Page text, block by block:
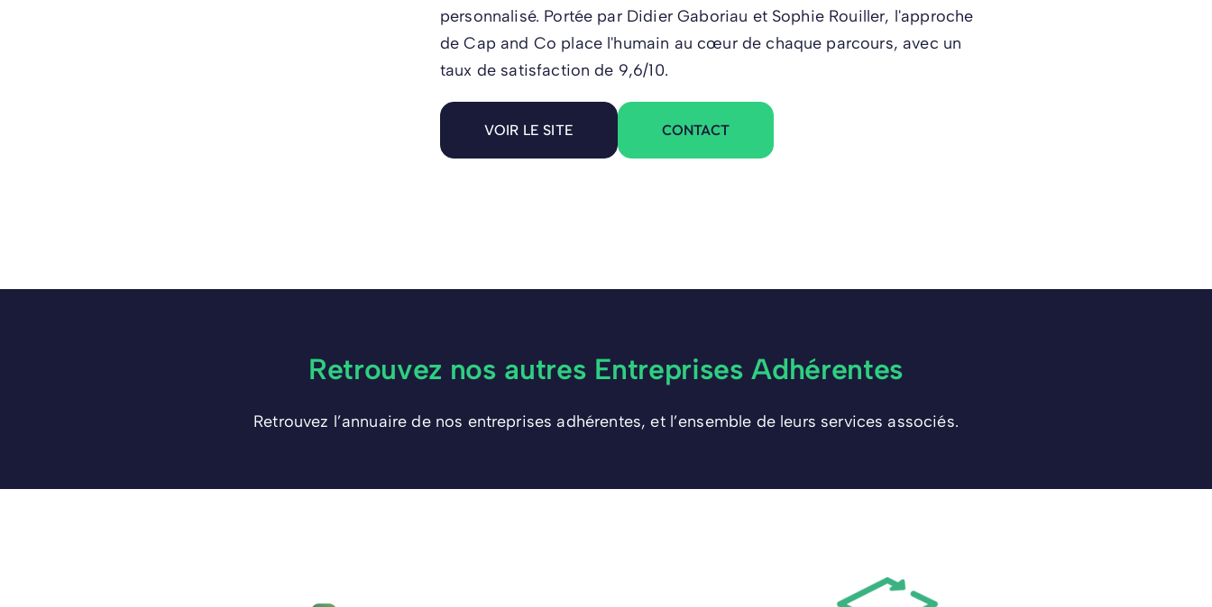
personnalisé. Portée par Didier Gaboriau et Sophie Rouiller, l'approche
de Cap and Co place l'humain au cœur de chaque parcours, avec un
taux de satisfaction de 9,6/10.
VOIR LE SITE CONTACT
Retrouvez nos autres Entreprises Adhérentes
Retrouvez l’annuaire de nos entreprises adhérentes, et l’ensemble de leurs services associés.